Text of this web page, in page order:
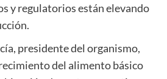
y regulatorios están elevando
presidente del organismo,
del alimento básico